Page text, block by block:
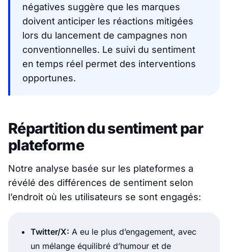
négatives suggère que les marques
doivent anticiper les réactions mitigées
lors du lancement de campagnes non
conventionnelles. Le suivi du sentiment
en temps réel permet des interventions
opportunes.
Répartition du sentiment par
plateforme
Notre analyse basée sur les plateformes a
révélé des différences de sentiment selon
l’endroit où les utilisateurs se sont engagés:
Twitter/X: A eu le plus d’engagement, avec
un mélange équilibré d’humour et de